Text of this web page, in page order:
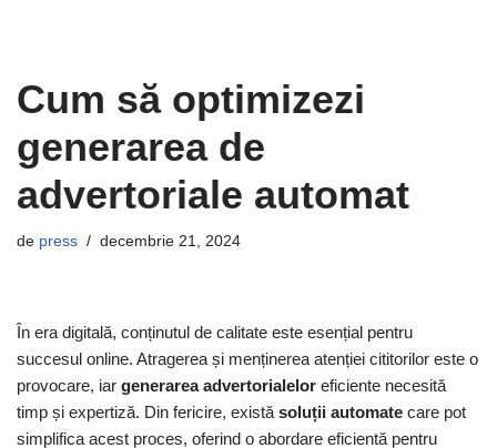
Cum să optimizezi
generarea de
advertoriale automat
de press decembrie 21, 2024
În era digitală, conținutul de calitate este esențial pentru
succesul online. Atragerea și menținerea atenției cititorilor este o
provocare, iar generarea advertorialelor eficiente necesită
timp și expertiză. Din fericire, există soluții automate care pot
simplifica acest proces, oferind o abordare eficientă pentru